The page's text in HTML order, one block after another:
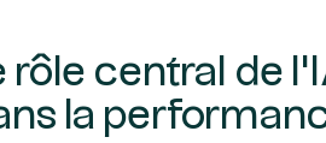
rôle central de
la